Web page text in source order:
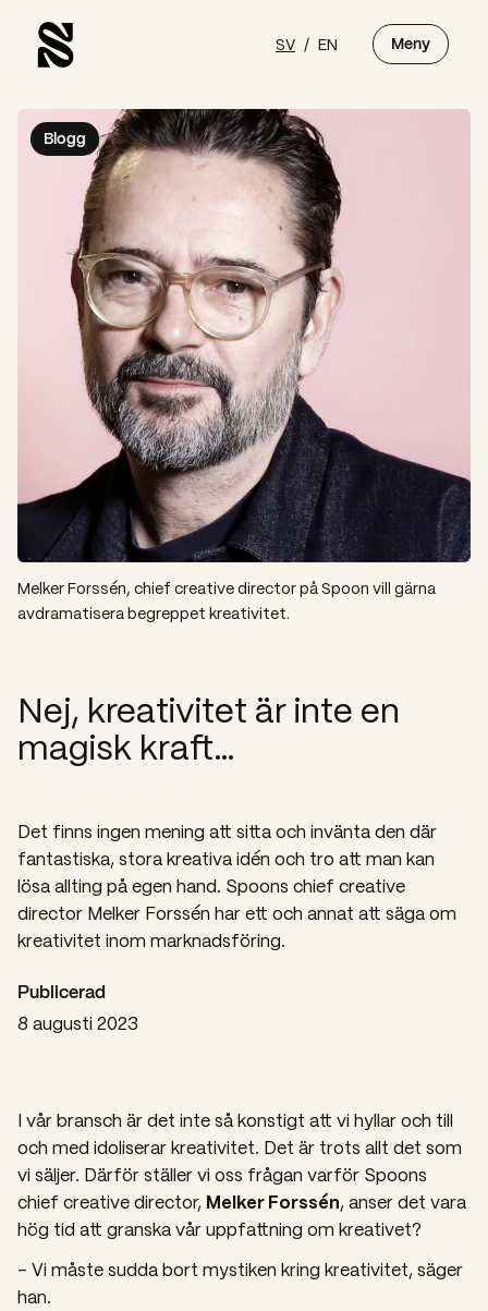
SV / EN Meny
Blogg
Melker Forssén, chief creative director på Spoon vill gärna
avdramatisera begreppet kreativitet.
Nej, kreativitet är inte en
magisk kraft…
Det finns ingen mening att sitta och invänta den där
fantastiska, stora kreativa idén och tro att man kan
lösa allting på egen hand. Spoons chief creative
director Melker Forssén har ett och annat att säga om
kreativitet inom marknadsföring.
Publicerad
8 augusti 2023
I vår bransch är det inte så konstigt att vi hyllar och till
och med idoliserar kreativitet. Det är trots allt det som
vi säljer. Därför ställer vi oss frågan varför Spoons
chief creative director, Melker Forssén, anser det vara
hög tid att granska vår uppfattning om kreativet?
– Vi måste sudda bort mystiken kring kreativitet, säger
han.